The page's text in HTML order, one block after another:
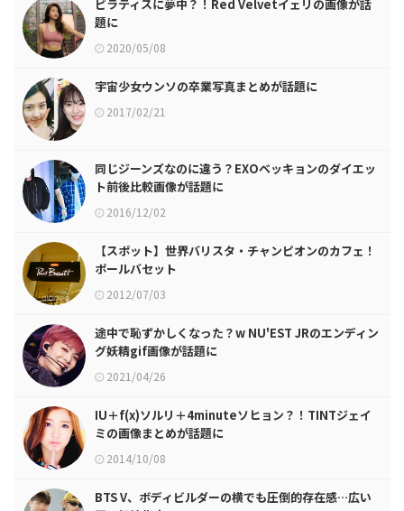
ピラティスに夢中？！Red Velvetイェリの画像が話
題に
2020/05/08
宇宙少女ウンソの卒業写真まとめが話題に
2017/02/21
同じジーンズなのに違う？EXOベッキョンのダイエッ
ト前後比較画像が話題に
2016/12/02
【スポット】世界バリスタ・チャンピオンのカフェ！
ポールバセット
2012/07/03
途中で恥ずかしくなった？w NU'EST JRのエンディン
グ妖精gif画像が話題に
2021/04/26
IU＋f(x)ソルリ＋4minuteソヒョン？！TINTジェイ
ミの画像まとめが話題に
2014/10/08
BTS V、ボディビルダーの横でも圧倒的存在感…広い